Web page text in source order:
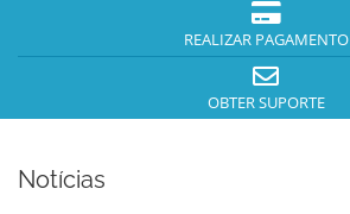
REALIZAR PAGAMENTO
OBTER SUPORTE
Notícias